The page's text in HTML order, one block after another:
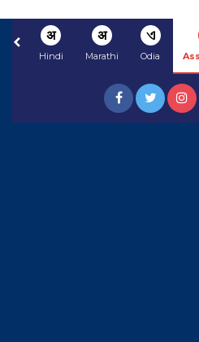
अ
Hindi
अ
Marathi
ଏ
Odia